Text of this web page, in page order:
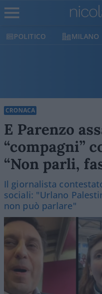
POLITICO MILANO
CRONACA
E Parenzo
“compagni”
“Non parli,
Il giornalista
sociali: "Urlano
non può parlare"